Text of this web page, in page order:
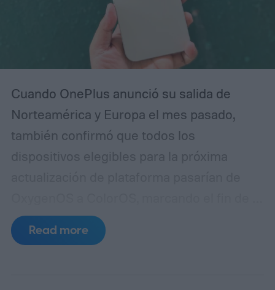
Cuando OnePlus anunció su salida de
Norteamérica y Europa el mes pasado,
también confirmó que todos los
dispositivos elegibles para la próxima
apariencia de Android que ayudó a definir
la marca OnePlus durante más de una
Read more